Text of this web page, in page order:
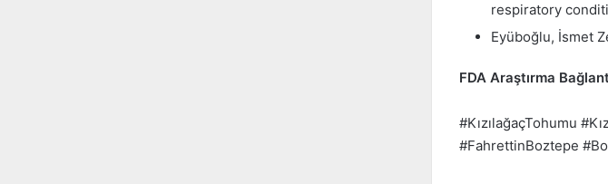
respiratory
Eyüboğlu, İsmet
FDA Araştırma
#KızılağaçTohumu
#FahrettinBoztepe